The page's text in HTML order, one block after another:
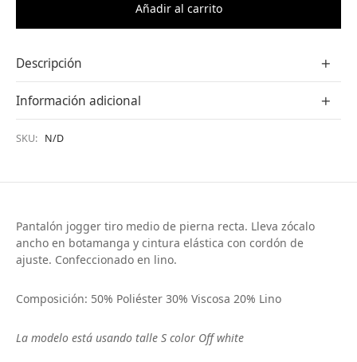
Añadir al carrito
Descripción
Información adicional
SKU: N/D
Pantalón jogger tiro medio de pierna recta. Lleva zócalo
ancho en botamanga y cintura elástica con cordón de
ajuste. Confeccionado en lino.
Composición: 50% Poliéster 30% Viscosa 20% Lino
La modelo está usando talle S color Off white